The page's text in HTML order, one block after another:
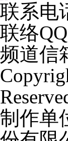
联系电
联络
频道信
制作